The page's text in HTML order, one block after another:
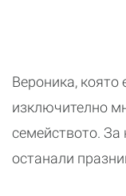
Вероника,
изключително
семейството. За
останали